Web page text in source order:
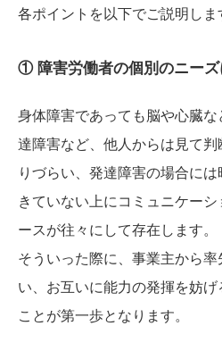
各ポイントを以下でご説明しま
① 障害労働者の個別のニーズ
身体障害であっても脳や心臓
達障害など、他人からは見て
りづらい、発達障害の場合に
きていない上にコミュニケー
ースが往々にして存在します。
そういった際に、事業主から
い、お互いに能力の発揮を妨
ことが第一歩となります。